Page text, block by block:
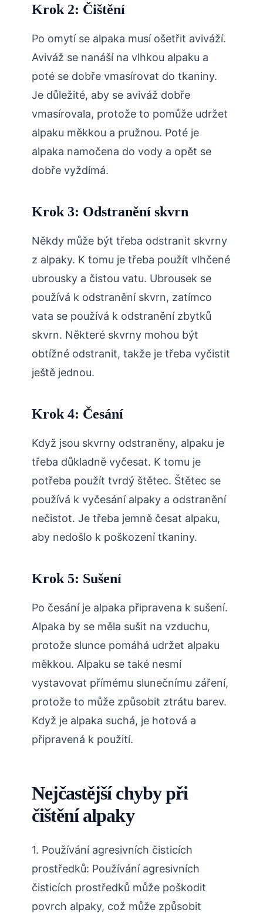
Krok 2: Čištění
Po omytí se alpaka musí ošetřit aviváží.
Aviváž se nanáší na vlhkou alpaku a
poté se dobře vmasírovat do tkaniny.
Je důležité, aby se aviváž dobře
vmasírovala, protože to pomůže udržet
alpaku měkkou a pružnou. Poté je
alpaka namočena do vody a opět se
dobře vyždímá.
Krok 3: Odstranění skvrn
Někdy může být třeba odstranit skvrny
z alpaky. K tomu je třeba použít vlhčené
ubrousky a čistou vatu. Ubrousek se
používá k odstranění skvrn, zatímco
vata se používá k odstranění zbytků
skvrn. Některé skvrny mohou být
obtížné odstranit, takže je třeba vyčistit
ještě jednou.
Krok 4: Česání
Když jsou skvrny odstraněny, alpaku je
třeba důkladně vyčesat. K tomu je
potřeba použít tvrdý štětec. Štětec se
používá k vyčesání alpaky a odstranění
nečistot. Je třeba jemně česat alpaku,
aby nedošlo k poškození tkaniny.
Krok 5: Sušení
Po česání je alpaka připravena k sušení.
Alpaka by se měla sušit na vzduchu,
protože slunce pomáhá udržet alpaku
měkkou. Alpaku se také nesmí
vystavovat přímému slunečnímu záření,
protože to může způsobit ztrátu barev.
Když je alpaka suchá, je hotová a
připravená k použití.
Nejčastější chyby při
čištění alpaky
1. Používání agresivních čisticích
prostředků: Používání agresivních
čisticích prostředků může poškodit
povrch alpaky, což může způsobit